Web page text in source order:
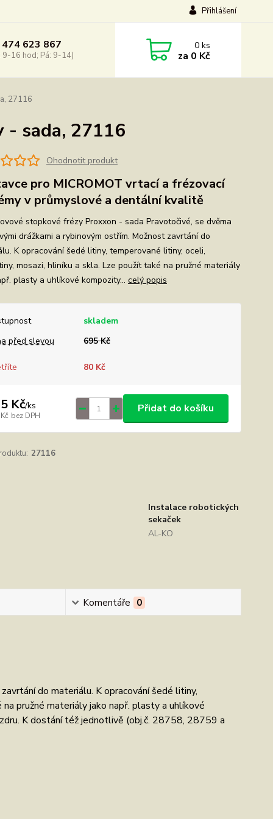
Přihlášení
623 867
9-16 hod; Pá: 9-14)
0ks
za 0 Kč
27116
- sada, 27116
Ohodnotit produkt
pro MICROMOT vrtací a frézovací
v průmyslové a dentální kvalitě
stopkové frézy Proxxon - sada Pravotočivé, se dvěma
drážkami a rybinovým ostřím. Možnost zavrtání do
K opracování šedé litiny, temperované litiny, oceli,
mosazi, hliníku a skla. Lze použít také na pružné materiály
plasty a uhlíkové kompozity... celý popis
skladem
před slevou
695 Kč
80 Kč
Kč/ks
bez DPH
Přidat do košíku
27116
Instalace robotických
sekaček
AL-KO
Komentáře 0
do materiálu. K opracování šedé litiny,
pružné materiály jako např. plasty a uhlíkové
K dostání též jednotlivě (obj.č. 28758, 28759 a